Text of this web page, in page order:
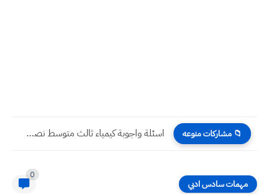
📁 مشاركات منوعه اسئلة واجوبة رياضيات خامس ادبي نصف السنة 2023
مهمات سادس ادبي
0